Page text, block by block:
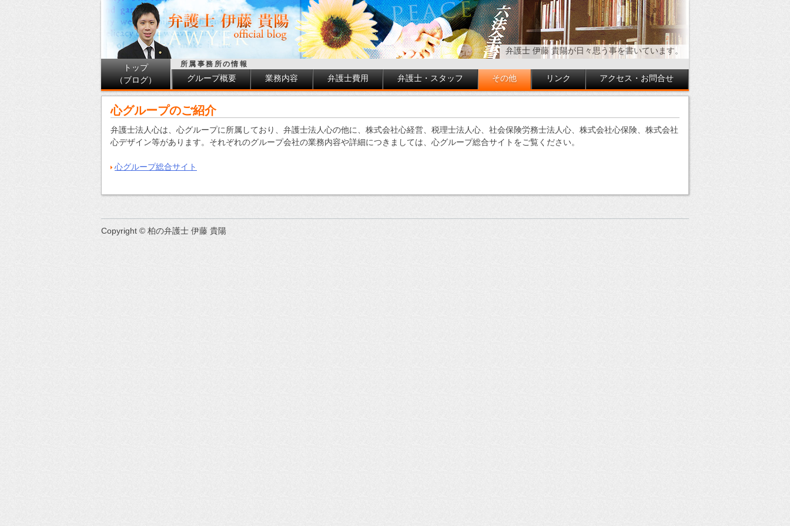
弁護士 伊藤 貴陽が日々思う事を書いています。
トップ
（ブログ）
所属事務所の情報
グループ概要 業務内容 弁護士費用 弁護士・スタッフ その他 リンク アクセス・お問合せ
心グループのご紹介
弁護士法人心は、心グループに所属しており、弁護士法人心の他に、株式会社心経営、税理士法人心、社会保険労務士法人心、株式会社心保険、株式会社
心デザイン等があります。それぞれのグループ会社の業務内容や詳細につきましては、心グループ総合サイトをご覧ください。
心グループ総合サイト
Copyright © 柏の弁護士 伊藤 貴陽